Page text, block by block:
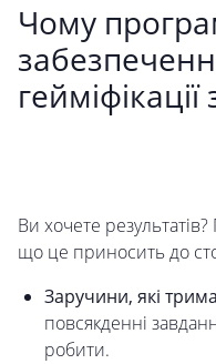
Чому
Ви хочете
що це приносить до
Заручини, які
повсякденні
робити.